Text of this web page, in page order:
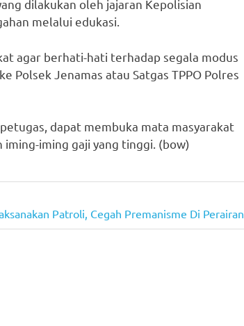
dilakukan oleh jajaran Kepolisian
melalui edukasi.
agar berhati-hati terhadap segala modus
Polsek Jenamas atau Satgas TPPO Polres
dapat membuka mata masyarakat
iming gaji yang tinggi. (bow)
Patroli, Cegah Premanisme Di Perairan